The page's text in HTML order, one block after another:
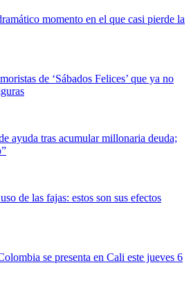
momento en el que casi pierde la
de ‘Sábados Felices’ que ya no
ayuda tras acumular millonaria deuda;
de las fajas: estos son sus efectos
se presenta en Cali este jueves 6